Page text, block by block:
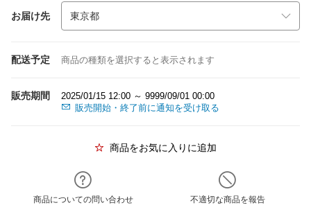
お届け先
配送予定 商品の種類を選択すると表示されます
販売期間
2025/01/15 12:00 ～ 9999/09/01 00:00
販売開始・終了前に通知を受け取る
商品をお気に入りに追加
商品についての問い合わせ 不適切な商品を報告